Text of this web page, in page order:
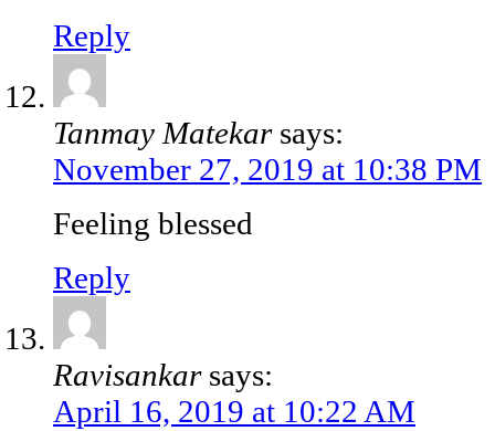
Reply
Tanmay Matekar says:
November 27, 2019 at 10:38 PM
Feeling blessed
Reply
Ravisankar says:
April 16, 2019 at 10:22 AM